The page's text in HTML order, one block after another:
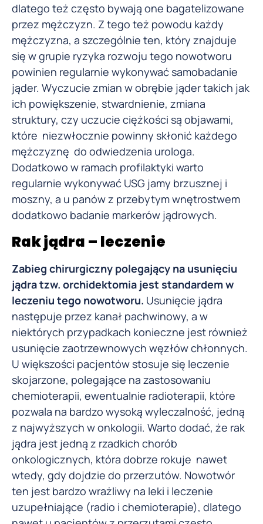
dlatego też często bywają one bagatelizowane
przez mężczyzn. Z tego też powodu każdy
mężczyzna, a szczególnie ten, który znajduje
się w grupie ryzyka rozwoju tego nowotworu
powinien regularnie wykonywać samobadanie
jąder. Wyczucie zmian w obrębie jąder takich jak
ich powiększenie, stwardnienie, zmiana
struktury, czy uczucie ciężkości są objawami,
które niezwłocznie powinny skłonić każdego
mężczyznę do odwiedzenia urologa.
Dodatkowo w ramach profilaktyki warto
regularnie wykonywać USG jamy brzusznej i
moszny, a u panów z przebytym wnętrostwem
dodatkowo badanie markerów jądrowych.
Rak jądra – leczenie
Zabieg chirurgiczny polegający na usunięciu
jądra tzw. orchidektomia jest standardem w
leczeniu tego nowotworu. Usunięcie jądra
następuje przez kanał pachwinowy, a w
niektórych przypadkach konieczne jest również
usunięcie zaotrzewnowych węzłów chłonnych.
U większości pacjentów stosuje się leczenie
skojarzone, polegające na zastosowaniu
chemioterapii, ewentualnie radioterapii, które
pozwala na bardzo wysoką wyleczalność, jedną
z najwyższych w onkologii. Warto dodać, że rak
jądra jest jedną z rzadkich chorób
onkologicznych, która dobrze rokuje nawet
wtedy, gdy dojdzie do przerzutów. Nowotwór
ten jest bardzo wrażliwy na leki i leczenie
uzupełniające (radio i chemioterapie), dlatego